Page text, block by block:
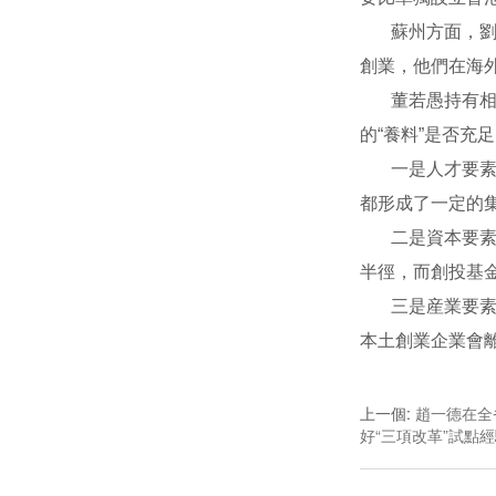
蘇州方面，
創業，他們在海
董若愚持有
的“養料”是否充
一是人才要
都形成了一定的
二是資本要
半徑，而創投基
三是産業要
本土創業企業會
上一個: 趙一德在
好“三項改革”試點